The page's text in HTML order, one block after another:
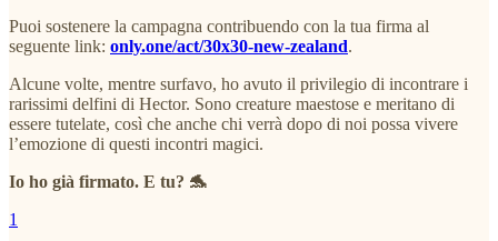
Puoi sostenere la campagna contribuendo con la tua firma al
seguente link: only.one/act/30x30-new-zealand.
Alcune volte, mentre surfavo, ho avuto il privilegio di incontrare i
rarissimi delfini di Hector. Sono creature maestose e meritano di
essere tutelate, così che anche chi verrà dopo di noi possa vivere
l’emozione di questi incontri magici.
Io ho già firmato. E tu? 🐬
1